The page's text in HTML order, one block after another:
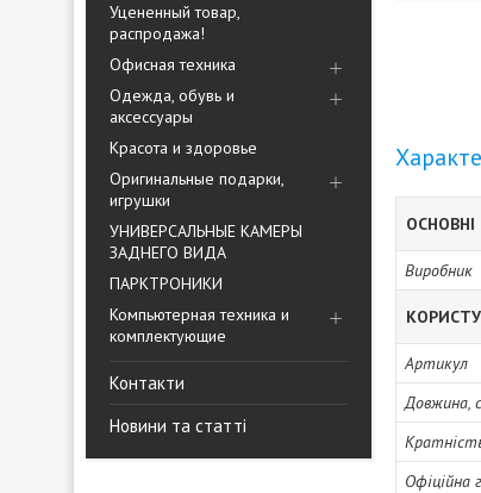
Уцененный товар,
распродажа!
Офисная техника
Одежда, обувь и
аксессуары
Красота и здоровье
Оригинальные подарки,
игрушки
УНИВЕРСАЛЬНЫЕ КАМЕРЫ
ЗАДНЕГО ВИДА
ПАРКТРОНИКИ
Компьютерная техника и
комплектующие
Контакти
Новини та статті
ОСНОВНІ
Виробник
Артикул
Довжина,
Офіційна